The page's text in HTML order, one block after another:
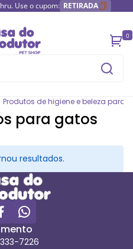
Use o cupom: RETIRADA
0
Produtos de higiene e beleza para
para gatos
resultados.
7226